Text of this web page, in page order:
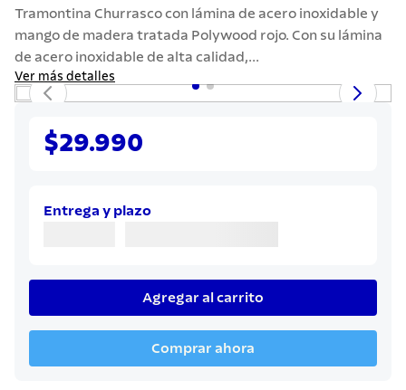
Tramontina Churrasco con lámina de acero inoxidable y
mango de madera tratada Polywood rojo. Con su lámina
de acero inoxidable de alta calidad,...
Ver más detalles
$29.990
Entrega y plazo
Agregar al carrito
Comprar ahora
7.
442
solar
9.
cuchillo